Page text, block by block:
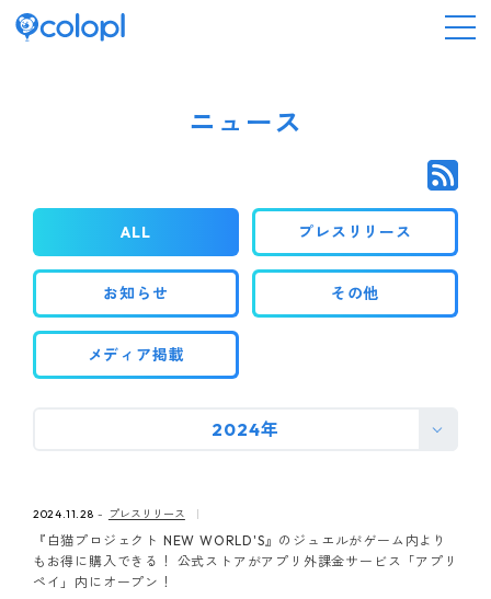
IR情報
採用情報
ピンマーク
EN
ニュース
ALL プレスリリース
お知らせ その他
メディア掲載
2024年
2024.11.28 プレスリリース
『白猫プロジェクト NEW WORLD'S』のジュエルがゲーム内より
もお得に購入できる！ 公式ストアがアプリ外課金サービス「アプリ
ペイ」内にオープン！